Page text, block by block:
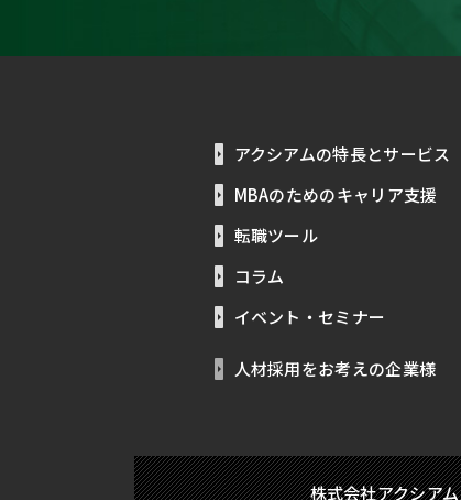
アクシアムの特長とサービス
MBAのためのキャリア支援
転職ツール
コラム
イベント・セミナー
人材採用をお考えの企業様
株式会社アクシアム